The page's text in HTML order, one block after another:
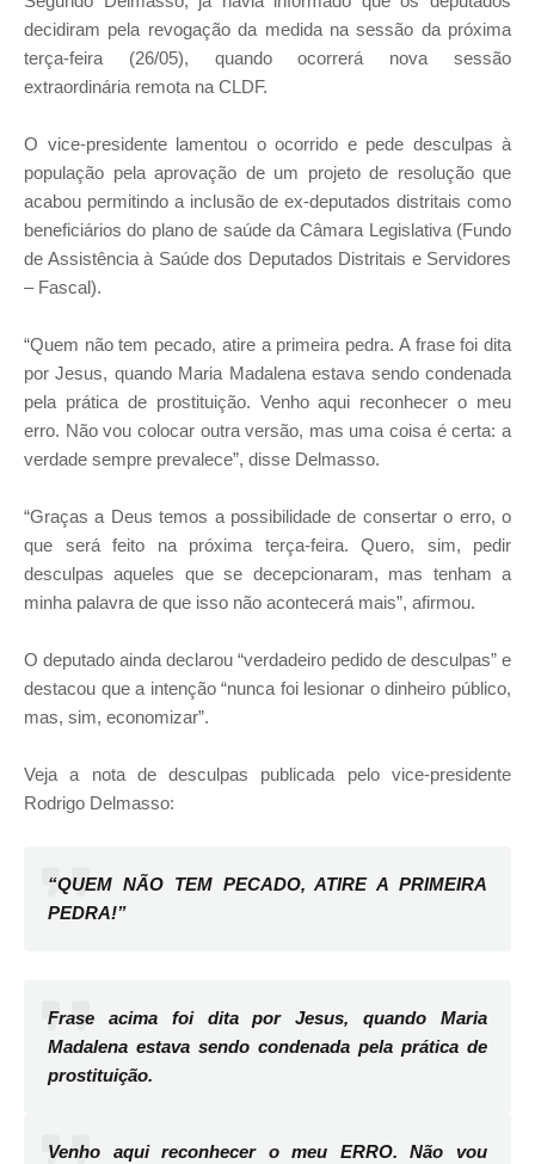
decidiram pela revogação da medida na sessão da próxima
terça-feira (26/05), quando ocorrerá nova sessão
extraordinária remota na CLDF.
O vice-presidente lamentou o ocorrido e pede desculpas à
população pela aprovação de um projeto de resolução que
acabou permitindo a inclusão de ex-deputados distritais como
beneficiários do plano de saúde da Câmara Legislativa (Fundo
de Assistência à Saúde dos Deputados Distritais e Servidores
– Fascal).
“Quem não tem pecado, atire a primeira pedra. A frase foi dita
por Jesus, quando Maria Madalena estava sendo condenada
pela prática de prostituição. Venho aqui reconhecer o meu
erro. Não vou colocar outra versão, mas uma coisa é certa: a
verdade sempre prevalece”, disse Delmasso.
“Graças a Deus temos a possibilidade de consertar o erro, o
que será feito na próxima terça-feira. Quero, sim, pedir
desculpas aqueles que se decepcionaram, mas tenham a
minha palavra de que isso não acontecerá mais”, afirmou.
O deputado ainda declarou “verdadeiro pedido de desculpas” e
destacou que a intenção “nunca foi lesionar o dinheiro público,
mas, sim, economizar”.
Veja a nota de desculpas publicada pelo vice-presidente
Rodrigo Delmasso:
“QUEM NÃO TEM PECADO, ATIRE A PRIMEIRA
PEDRA!”
Frase acima foi dita por Jesus, quando Maria
Madalena estava sendo condenada pela prática de
prostituição.
Venho aqui reconhecer o meu ERRO. Não vou